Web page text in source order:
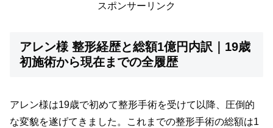
スポンサーリンク
アレン様 整形経歴と総額1億円内訳｜19歳
初施術から現在までの全履歴
アレン様は19歳で初めて整形手術を受けて以降、圧倒的
な変貌を遂げてきました。これまでの整形手術の総額は1